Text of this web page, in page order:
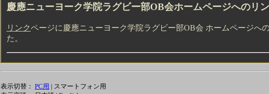
慶應ニューヨーク学院ラグビー部OB会ホームページへのリ
リンクページに慶應ニューヨーク学院ラグビー部OB会 ホームページへ
た。
表示切替： PC用 | スマートフォン用